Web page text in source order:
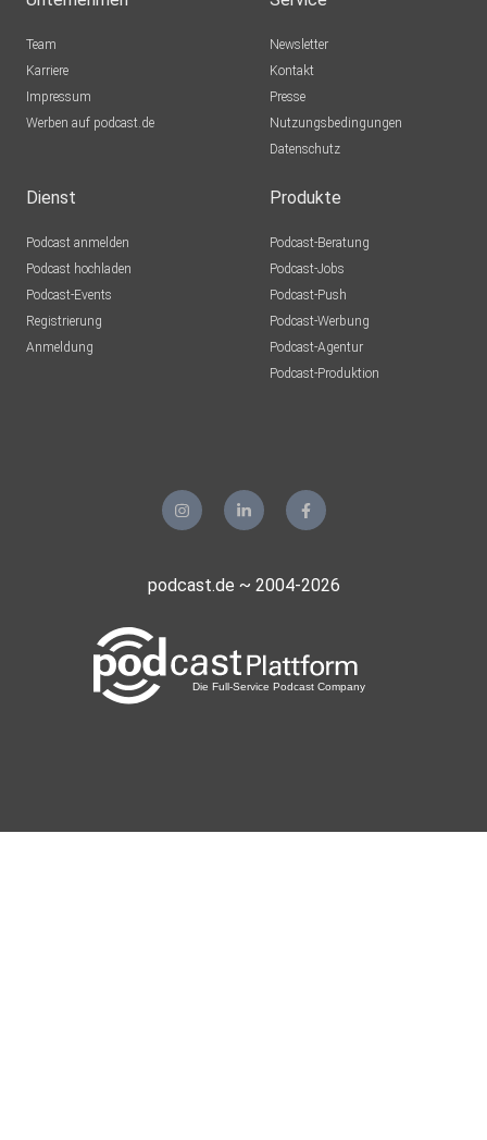
Team
Karriere
Impressum
Werben auf podcast.de
Newsletter
Kontakt
Presse
Nutzungsbedingungen
Datenschutz
Dienst
Podcast anmelden
Podcast hochladen
Podcast-Events
Registrierung
Anmeldung
Produkte
Podcast-Beratung
Podcast-Jobs
Podcast-Push
Podcast-Werbung
Podcast-Agentur
Podcast-Produktion
podcast.de ~ 2004-2026